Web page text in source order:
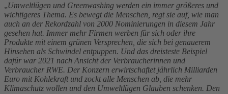
„Umweltlügen und Greenwashing werden ein immer größeres und
wichtigeres Thema. Es bewegt die Menschen, regt sie auf, wie man
auch an der Rekordzahl von 2000 Nominierungen in diesem Jahr
gesehen hat. Immer mehr Firmen werben für sich oder ihre
Produkte mit einem grünen Versprechen, die sich bei genauerem
Hinsehen als Schwindel entpuppen. Und das dreisteste Beispiel
dafür war 2021 nach Ansicht der Verbraucherinnen und
Verbraucher RWE. Der Konzern erwirtschaftet jährlich Milliarden
Euro mit Kohlekraft und zockt alle Menschen ab, die mehr
Klimaschutz wollen und den Umweltlügen Glauben schenken. Den